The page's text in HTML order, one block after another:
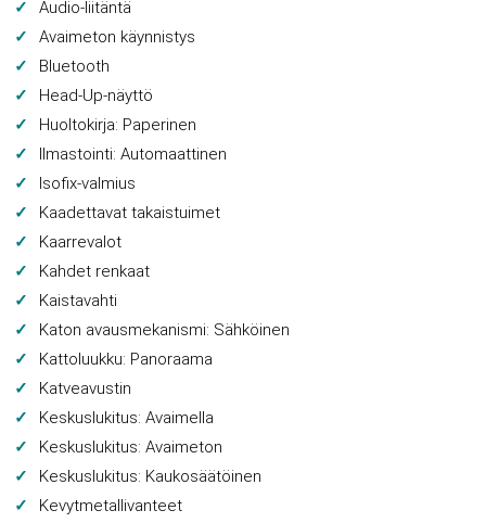
Audio-liitäntä
Avaimeton käynnistys
Bluetooth
Head-Up-näyttö
Huoltokirja: Paperinen
Ilmastointi: Automaattinen
Isofix-valmius
Kaadettavat takaistuimet
Kaarrevalot
Kahdet renkaat
Kaistavahti
Katon avausmekanismi: Sähköinen
Kattoluukku: Panoraama
Katveavustin
Keskuslukitus: Avaimella
Keskuslukitus: Avaimeton
Keskuslukitus: Kaukosäätöinen
Kevytmetallivanteet